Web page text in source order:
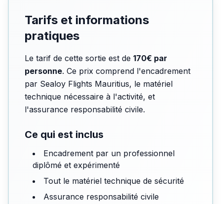
Tarifs et informations
pratiques
Le tarif de cette sortie est de 170€ par
personne. Ce prix comprend l'encadrement
par Sealoy Flights Mauritius, le matériel
technique nécessaire à l'activité, et
l'assurance responsabilité civile.
Ce qui est inclus
Encadrement par un professionnel
diplômé et expérimenté
Tout le matériel technique de sécurité
Assurance responsabilité civile